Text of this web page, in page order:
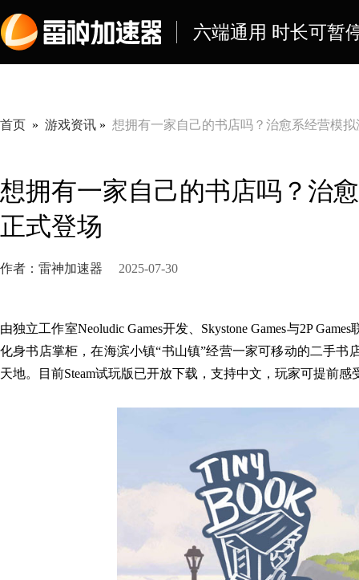
六端通用 时长可暂
首页 » 游戏资讯 » 想拥有一家自己的书店吗？治愈系经营模
想拥有一家自己的书店吗？治
正式登场
作者：雷神加速器 2025-07-30
由独立工作室Neoludic Games开发、Skystone Games与2P
化身书店掌柜，在海滨小镇“书山镇”经营一家可移动的二手书
天地。
目前Steam试玩版已开放下载，支持中文，玩家可提前